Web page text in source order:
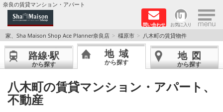
奈良の賃貸マンション・アパート
問い合わせ お気に入り ×
TOPページ
Foreigners welcome！
店長のおすすめ物件
おすすめ Sha Maison 特集
家、Sha Maison Shop Ace Planner奈良店 橿原市 八木町の賃貸物件
路線·駅
から探す
地域
から探す
地図
から探す
八木町の賃貸マンション・アパート、
不動産